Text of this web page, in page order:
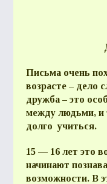
Письма очень
возрасте – дело
дружба – это
между людьми, и
долго учиться.
15 — 16 лет это
начинают
возможности. В